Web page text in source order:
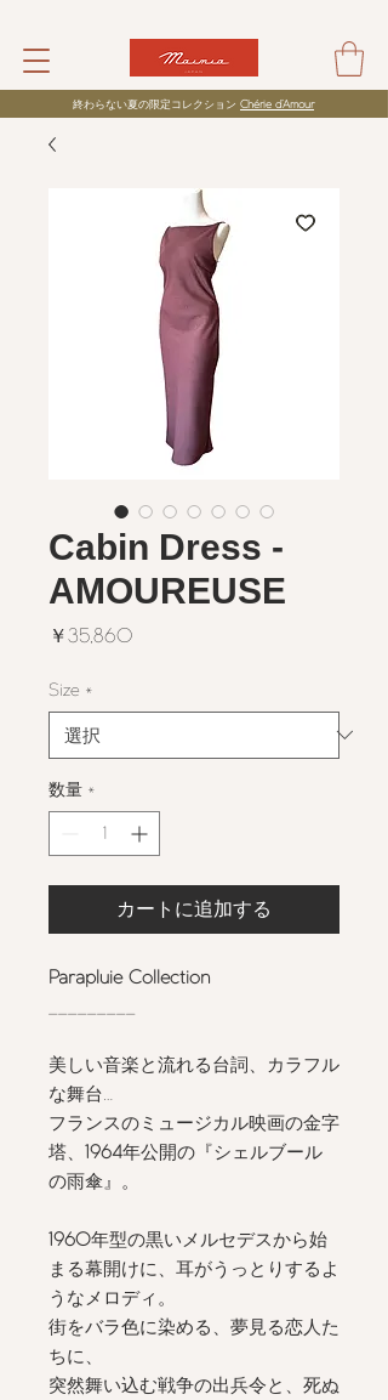
​終わらない夏の限定コレクション Chérie d’Amour
Cabin Dress -
AMOUREUSE
￥35,860
Size *
数量 *
カートに追加する
Parapluie Collection
美しい音楽と流れる台詞、カラフル
な舞台…
フランスのミュージカル映画の金字
塔、 1964年公開の『シェルブール
の雨傘』。
1960年型の黒いメルセデスから始
まる幕開けに、耳がうっとりするよ
うなメロディ。
街をバラ色に染める、夢見る恋人た
ちに、
突然舞い込む戦争の出兵令と、死ぬ